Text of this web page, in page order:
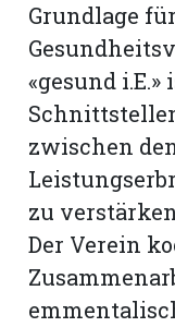
Grundlage
«gesund i.E.»
zwischen
zu
Der Verein